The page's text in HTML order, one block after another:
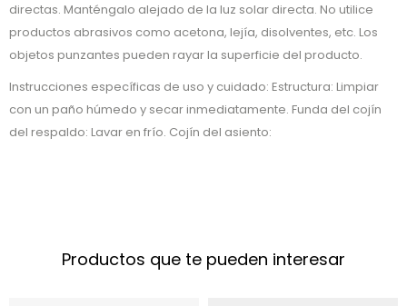
directas. Manténgalo alejado de la luz solar directa. No utilice
productos abrasivos como acetona, lejía, disolventes, etc. Los
objetos punzantes pueden rayar la superficie del producto.
Instrucciones específicas de uso y cuidado: Estructura: Limpiar
con un paño húmedo y secar inmediatamente. Funda del cojín
del respaldo: Lavar en frío. Cojín del asiento:
Productos que te pueden interesar